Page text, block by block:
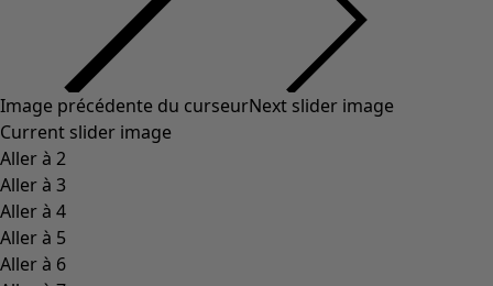
Collections
Dans l'univers du kimono
Monsoon
Étendues champêtres
Coimbatore
Les classiques de Gudrun
Des tournesols pour le HCR